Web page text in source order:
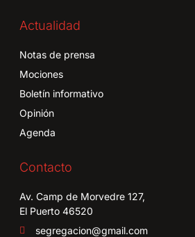
Actualidad
Notas de prensa
Mociones
Boletín informativo
Opinión
Agenda
Contacto
Av. Camp de Morvedre 127,
El Puerto 46520
segregacion@gmail.com